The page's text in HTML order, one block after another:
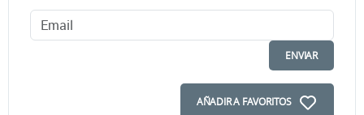
ENVIAR
AÑADIR A FAVORITOS